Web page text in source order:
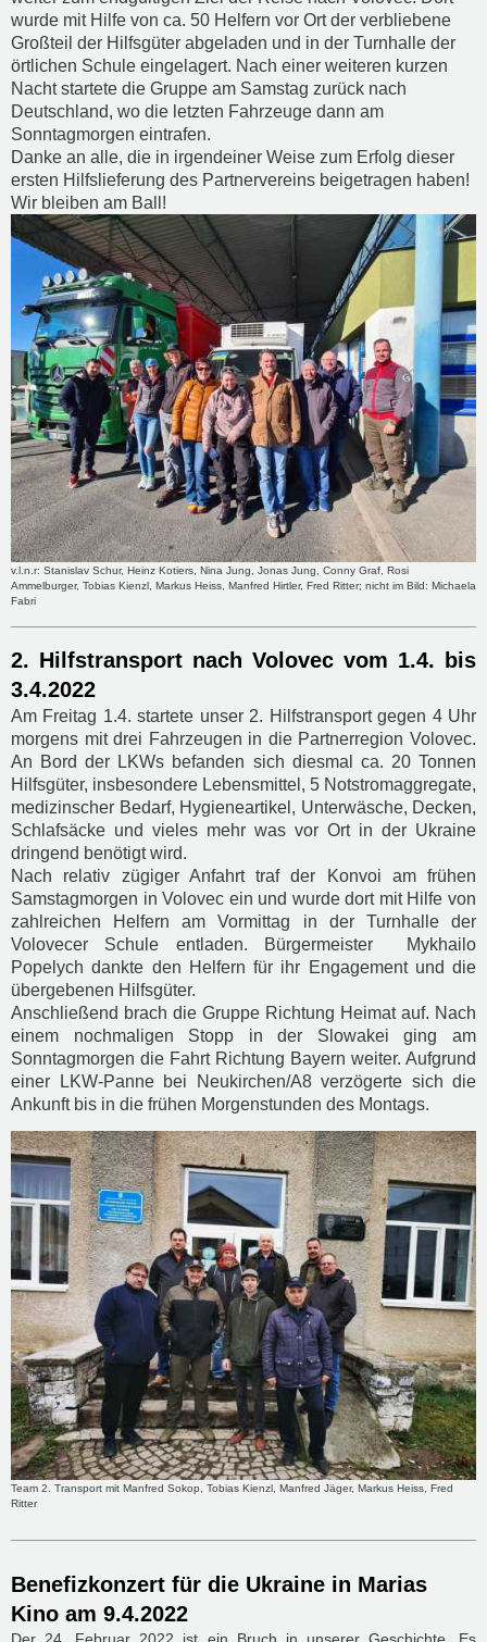
wurde mit Hilfe von ca. 50 Helfern vor Ort der verbliebene
Großteil der Hilfsgüter abgeladen und in der Turnhalle der
örtlichen Schule eingelagert. Nach einer weiteren kurzen
Nacht startete die Gruppe am Samstag zurück nach
Deutschland, wo die letzten Fahrzeuge dann am
Sonntagmorgen eintrafen.
Danke an alle, die in irgendeiner Weise zum Erfolg dieser
ersten Hilfslieferung des Partnervereins beigetragen haben!
Wir bleiben am Ball!
v.l.n.r: Stanislav Schur, Heinz Kotiers, Nina Jung, Jonas Jung, Conny Graf, Rosi
Ammelburger, Tobias Kienzl, Markus Heiss, Manfred Hirtler, Fred Ritter; nicht im Bild: Michaela
Fabri
2. Hilfstransport nach Volovec vom 1.4. bis
3.4.2022
Am Freitag 1.4. startete unser 2. Hilfstransport gegen 4 Uhr
morgens mit drei Fahrzeugen in die Partnerregion Volovec.
An Bord der LKWs befanden sich diesmal ca. 20 Tonnen
Hilfsgüter, insbesondere Lebensmittel, 5 Notstromaggregate,
medizinscher Bedarf, Hygieneartikel, Unterwäsche, Decken,
Schlafsäcke und vieles mehr was vor Ort in der Ukraine
dringend benötigt wird.
Nach relativ zügiger Anfahrt traf der Konvoi am frühen
Samstagmorgen in Volovec ein und wurde dort mit Hilfe von
zahlreichen Helfern am Vormittag in der Turnhalle der
Volovecer Schule entladen. Bürgermeister Mykhailo
Popelych dankte den Helfern für ihr Engagement und die
übergebenen Hilfsgüter.
Anschließend brach die Gruppe Richtung Heimat auf. Nach
einem nochmaligen Stopp in der Slowakei ging am
Sonntagmorgen die Fahrt Richtung Bayern weiter. Aufgrund
einer LKW-Panne bei Neukirchen/A8 verzögerte sich die
Ankunft bis in die frühen Morgenstunden des Montags.
Team 2. Transport mit Manfred Sokop, Tobias Kienzl, Manfred Jäger, Markus Heiss, Fred
Ritter
Benefizkonzert für die Ukraine in Marias
Kino am 9.4.2022
Der 24. Februar 2022 ist ein Bruch in unserer Geschichte. Es